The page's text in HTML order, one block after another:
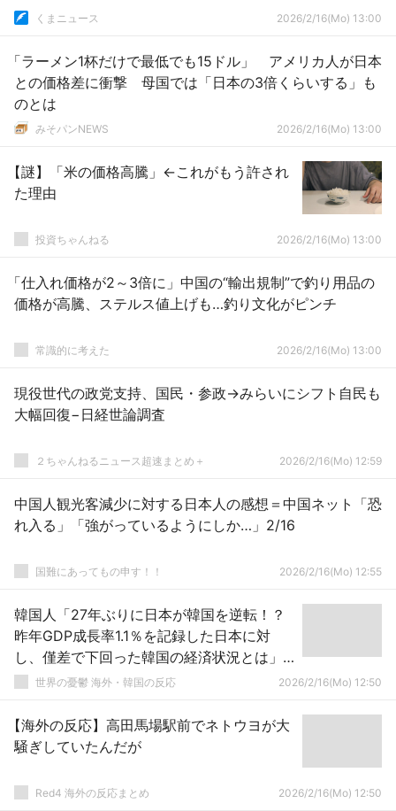
くまニュース 2026/2/16(Mo) 13:00
「ラーメン1杯だけで最低でも15ドル」 アメリカ人が日本
との価格差に衝撃 母国では「日本の3倍くらいする」も
のとは
みそパンNEWS 2026/2/16(Mo) 13:00
【謎】「米の価格高騰」←これがもう許され
た理由
投資ちゃんねる 2026/2/16(Mo) 13:00
「仕入れ価格が2～3倍に」中国の“輸出規制”で釣り用品の
価格が高騰、ステルス値上げも…釣り文化がピンチ
常識的に考えた 2026/2/16(Mo) 13:00
現役世代の政党支持、国民・参政→みらいにシフト自民も
大幅回復−日経世論調査
２ちゃんねるニュース超速まとめ＋ 2026/2/16(Mo) 12:59
中国人観光客減少に対する日本人の感想＝中国ネット「恐
れ入る」「強がっているようにしか…」2/16
国難にあってもの申す！！ 2026/2/16(Mo) 12:55
韓国人「27年ぶりに日本が韓国を逆転！？
昨年GDP成長率1.1％を記録した日本に対
し、僅差で下回った韓国の経済状況とは」
→「ガチで驚愕した（ﾌﾞﾙﾌﾞﾙ…」
世界の憂鬱 海外・韓国の反応 2026/2/16(Mo) 12:50
【海外の反応】高田馬場駅前でネトウヨが大
騒ぎしていたんだが
Red4 海外の反応まとめ 2026/2/16(Mo) 12:50